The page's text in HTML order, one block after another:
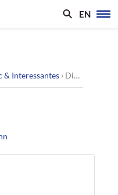
EN
& Interessantes › Die Analge